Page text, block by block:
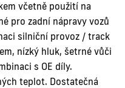
včetně použití na
pro zadní nápravy vozů
silniční provoz / track
nízký hluk, šetrné vůči
s OE díly.
teplot. Dostatečná